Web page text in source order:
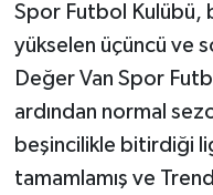
Spor Futbol Kulübü,
yükselen üçüncü ve
Değer Van Spor
ardından normal
beşincilikle bitirdiği
tamamlamış ve